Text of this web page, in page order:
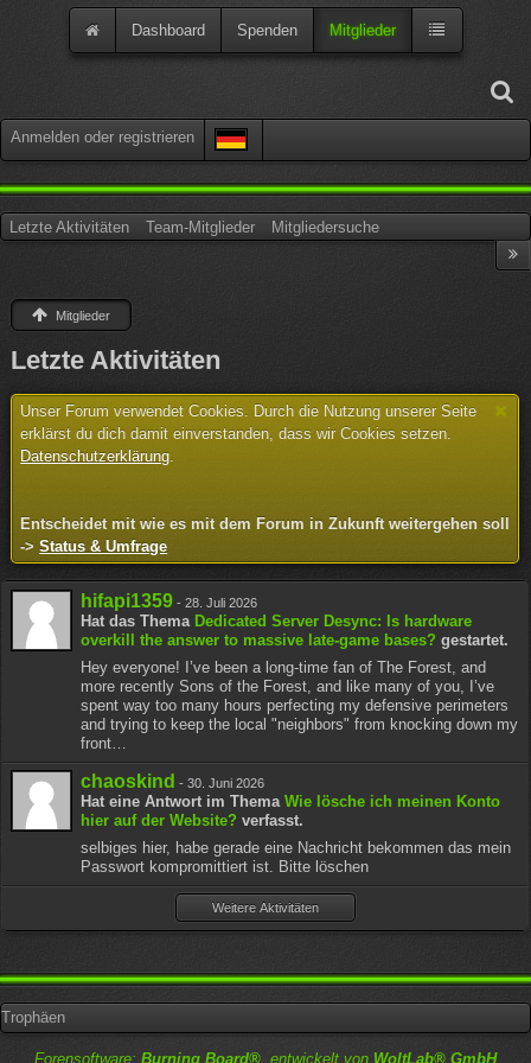
Anmelden oder registrieren
Dashboard Spenden Mitglieder
Letzte Aktivitäten Team-Mitglieder Mitgliedersuche
Mitglieder
Letzte Aktivitäten
Unser Forum verwendet Cookies. Durch die Nutzung unserer Seite
erklärst du dich damit einverstanden, dass wir Cookies setzen.
Datenschutzerklärung.
Entscheidet mit wie es mit dem Forum in Zukunft weitergehen soll
->Status & Umfrage
hifapi1359 -28. Juli 2026
Hat das Thema Dedicated Server Desync: Is hardware
overkill the answer to massive late-game bases? gestartet.
Hey everyone! I’ve been a long-time fan of The Forest, and
more recently Sons of the Forest, and like many of you, I’ve
spent way too many hours perfecting my defensive perimeters
and trying to keep the local "neighbors" from knocking down my
front…
chaoskind -30. Juni 2026
Hat eine Antwort im ThemaWie lösche ich meinen Konto
hier auf der Website? verfasst.
selbiges hier, habe gerade eine Nachricht bekommen das mein
Passwort kompromittiert ist. Bitte löschen
Weitere Aktivitäten
Trophäen
Forensoftware: Burning Board® , entwickelt von WoltLab® GmbH